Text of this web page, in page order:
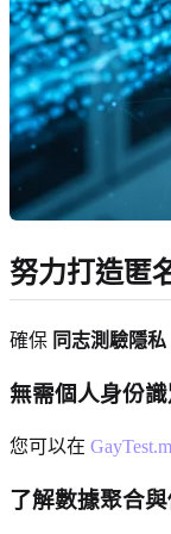
努力打造匿
確保 同志測驗隱私
無需個人身份識
您可以在
了解數據聚合